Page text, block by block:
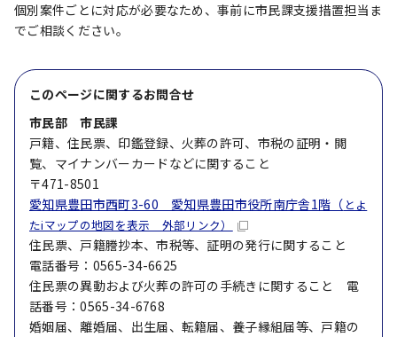
個別案件ごとに対応が必要なため、事前に市民課支援措置担当ま
でご相談ください。
このページに関するお問合せ
市民部 市民課
戸籍、住民票、印鑑登録、火葬の許可、市税の証明・閲
覧、マイナンバーカードなどに関すること
〒471-8501
愛知県豊田市西町3-60 愛知県豊田市役所南庁舎1階（ とよ
たiマップの地図を表示 外部リンク）
住民票、戸籍謄抄本、市税等、証明の発行に関すること
電話番号：0565-34-6625
住民票の異動および火葬の許可の手続きに関すること 電
話番号：0565-34-6768
婚姻届、離婚届、出生届、転籍届、養子縁組届等、戸籍の